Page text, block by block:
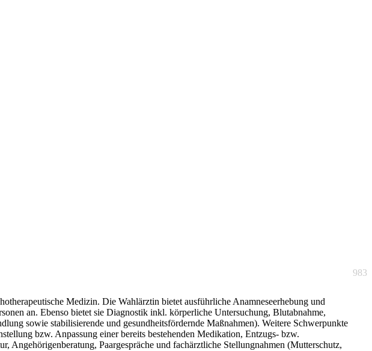
983
Medizin. Die Wahlärztin bietet ausführliche Anamneseerhebung und
an. Ebenso bietet sie Diagnostik inkl. körperliche Untersuchung, Blutabnahme,
sowie stabilisierende und gesundheitsfördernde Maßnahmen). Weitere Schwerpunkte
bzw. Anpassung einer bereits bestehenden Medikation, Entzugs- bzw.
Paargespräche und fachärztliche Stellungnahmen (Mutterschutz,